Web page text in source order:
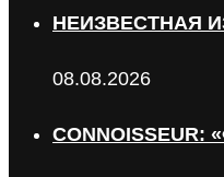
НЕИЗВЕСТНАЯ
08.08.2026